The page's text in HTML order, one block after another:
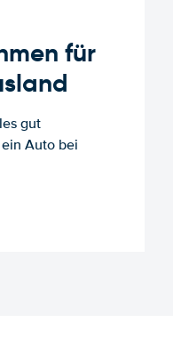
für
gut
Auto bei